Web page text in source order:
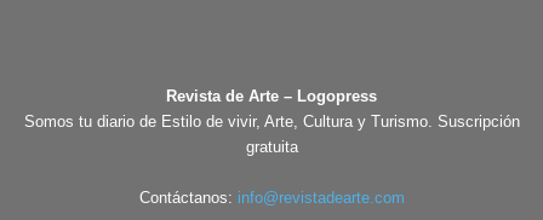
Revista de Arte – Logopress
Somos tu diario de Estilo de vivir, Arte, Cultura y Turismo. Suscripción
gratuita
Contáctanos: info@revistadearte.com